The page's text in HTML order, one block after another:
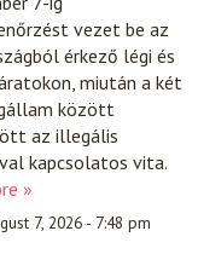
vezet be az
érkező légi és
miután a két
között
az illegális
kapcsolatos vita.
»
7, 2026 - 7:48 pm